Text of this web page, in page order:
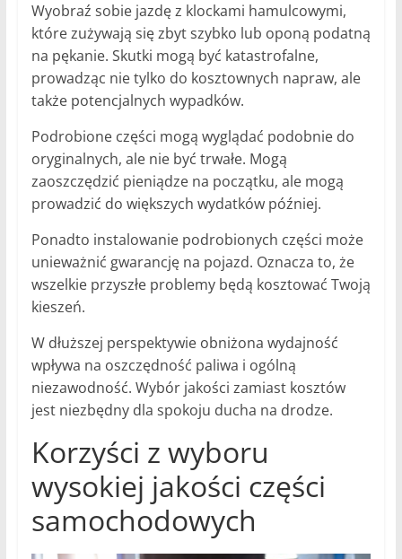
Wyobraź sobie jazdę z klockami hamulcowymi,
które zużywają się zbyt szybko lub oponą podatną
na pękanie. Skutki mogą być katastrofalne,
prowadząc nie tylko do kosztownych napraw, ale
także potencjalnych wypadków.
Podrobione części mogą wyglądać podobnie do
oryginalnych, ale nie być trwałe. Mogą
zaoszczędzić pieniądze na początku, ale mogą
prowadzić do większych wydatków później.
Ponadto instalowanie podrobionych części może
unieważnić gwarancję na pojazd. Oznacza to, że
wszelkie przyszłe problemy będą kosztować Twoją
kieszeń.
W dłuższej perspektywie obniżona wydajność
wpływa na oszczędność paliwa i ogólną
niezawodność. Wybór jakości zamiast kosztów
jest niezbędny dla spokoju ducha na drodze.
Korzyści z wyboru
wysokiej jakości części
samochodowych